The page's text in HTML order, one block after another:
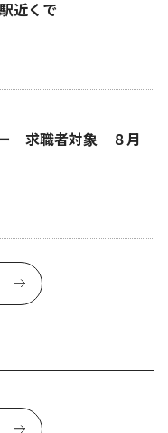
近くで
ー 求職者対象 ８月